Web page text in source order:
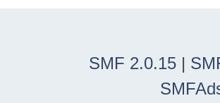
SMF 2.0.15 |